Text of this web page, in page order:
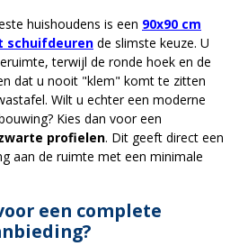
huishoudens is een 90x90 cm
schuifdeuren de slimste keuze. U
terwijl de ronde hoek en de
dat u nooit "klem" komt te zitten
Wilt u echter een moderne
Kies dan voor een
profielen. Dit geeft direct een
aan de ruimte met een minimale
een complete